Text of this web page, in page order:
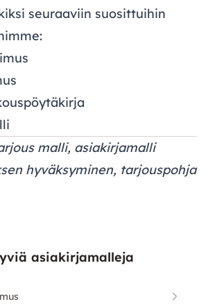
seuraaviin suosittuihin
malli, asiakirjamalli
hyväksyminen, tarjouspohja
asiakirjamalleja